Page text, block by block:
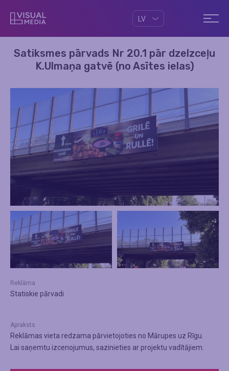
LV
Satiksmes pārvads Nr 20.1 pār dzelzceļu
K.Ulmaņa gatvē (no Asītes ielas)
Reklāma
Statiskie pārvadi
Apraksts
Reklāmas vieta redzama pārvietojoties no Mārupes uz Rīgu.
Lai saņemtu izcenojumus, sazinieties ar projektu vadītājiem.